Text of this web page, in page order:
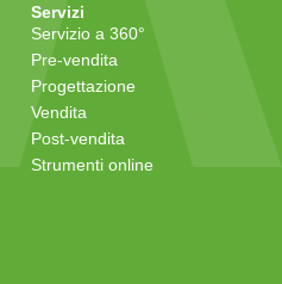
Servizi
Servizio a 360°
Pre-vendita
Progettazione
Vendita
Post-vendita
Strumenti online